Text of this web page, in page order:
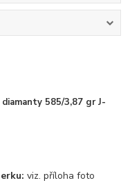
585/3,87 gr J-
viz. příloha foto